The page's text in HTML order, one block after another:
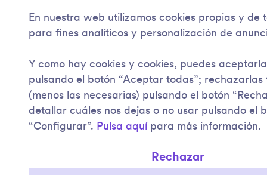
En nuestra web utilizamos cookies propias y de
para fines analíticos y personalización de
Y como hay cookies y cookies, puedes
pulsando el botón “Aceptar todas”; rechazarlas
(menos las necesarias) pulsando el botón
detallar cuáles nos dejas o no usar pulsando el
“Configurar”. Pulsa aquí para más información.
Rechazar